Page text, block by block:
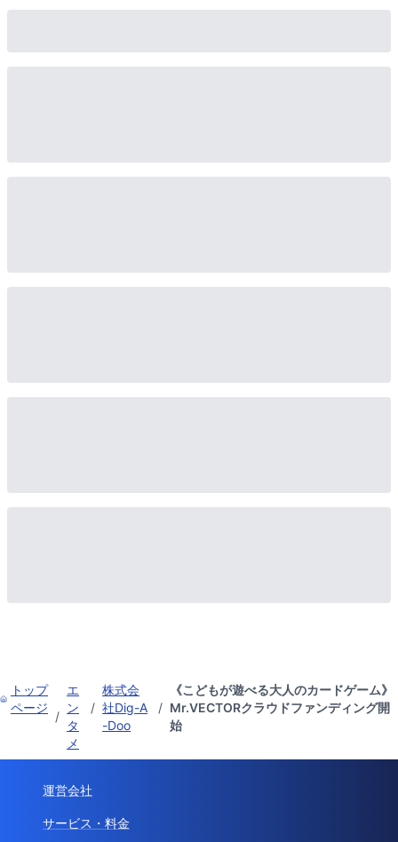
トップ
ページ
/
エ
ン
タ
メ
/
株式会
社Dig-A
-Doo
/
《こどもが遊べる大人のカードゲーム》
Mr.VECTORクラウドファンディング開
始
運営会社
サービス・料金